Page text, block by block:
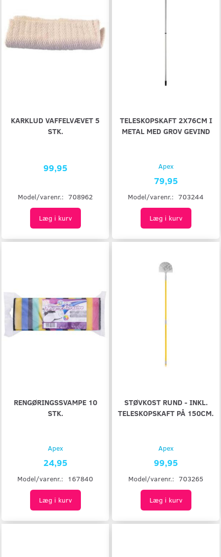
KARKLUD VAFFELVÆVET 5
STK.
99,95
Model/varenr.: 708962
Læg i kurv
TELESKOPSKAFT 2X76CM I
METAL MED GROV GEVIND
Apex
79,95
Model/varenr.: 703244
Læg i kurv
RENGØRINGSSVAMPE 10
STK.
Apex
24,95
Model/varenr.: 167840
Læg i kurv
STØVKOST RUND - INKL.
TELESKOPSKAFT PÅ 150CM.
Apex
99,95
Model/varenr.: 703265
Læg i kurv